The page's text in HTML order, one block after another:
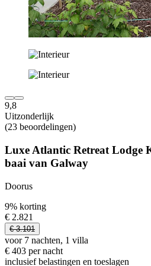
9,8
Uitzonderlijk
(23 beoordelingen)
Luxe Atlantic Retreat Lodge
baai van Galway
Doorus
9% korting
€ 2.821
€ 3.101
voor 7 nachten, 1 villa
€ 403 per nacht
inclusief belastingen en toeslagen